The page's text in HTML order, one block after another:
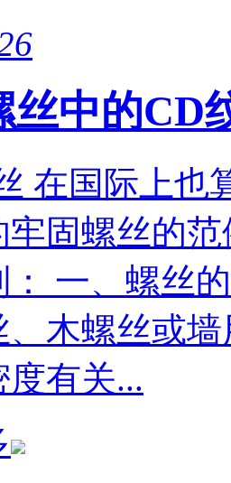
丝中的CD
在国际上也
牢固螺丝的
： 一、螺丝
、木螺丝或
有关...